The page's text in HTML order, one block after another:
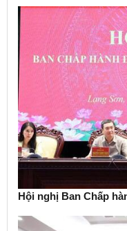
Hội nghị Ban Chấp